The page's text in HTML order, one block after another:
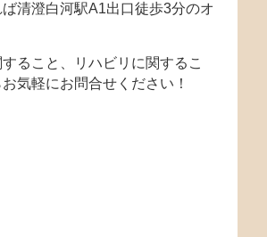
清澄白河駅A1出口徒歩3分のオ
ること、リハビリに関するこ
気軽にお問合せください！